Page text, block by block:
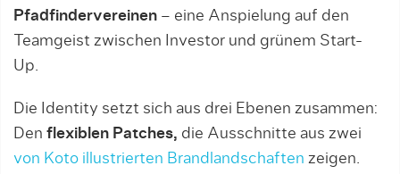
Pfadfindervereinen – eine Anspielung auf den
Teamgeist zwischen Investor und grünem Start-
Up.
Die Identity setzt sich aus drei Ebenen zusammen:
Den flexiblen Patches, die Ausschnitte aus zwei
von Koto illustrierten Brandlandschaften zeigen.